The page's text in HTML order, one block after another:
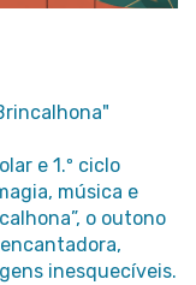
e 1.º ciclo
música e
o outono
inesquecíveis.